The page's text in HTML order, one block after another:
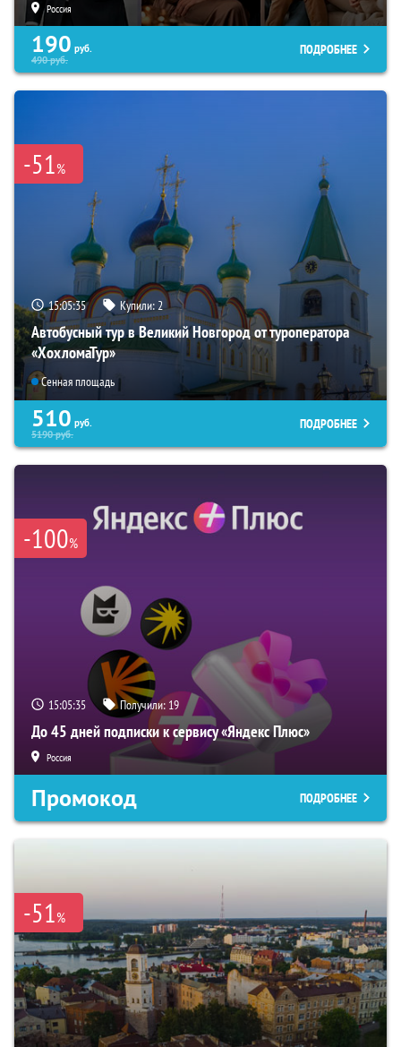
Россия
190 руб.
490руб.
ПОДРОБНЕЕ
-51%
15:05:34 Купили:2
Автобусный тур в Великий Новгород от туроператора
«ХохломаТур»
Сенная площадь
510 руб.
5190руб.
ПОДРОБНЕЕ
-100%
15:05:34 Получили: 19
До 45 дней подписки к сервису «Яндекс Плюс»
Россия
Промокод ПОДРОБНЕЕ
-51%